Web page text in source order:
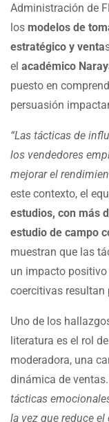
Administración de
los modelos de
estratégico y venta
el académico
puesto en
persuasión
“Las tácticas de
los vendedores
mejorar el
este contexto, el
estudios, con más
estudio de campo
muestran que las
un impacto positivo
coercitivas resultan
Uno de los
literatura es el rol
moderadora, una
dinámica de ventas.
tácticas
la vez que reduce